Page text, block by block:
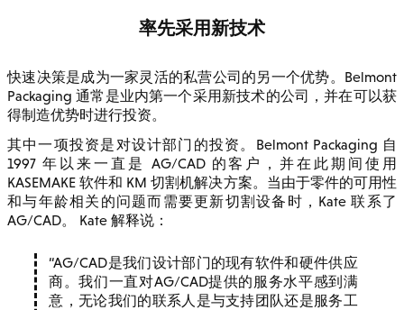
率先采用新技术
快速决策是成为一家灵活的私营公司的另一个优势。Belmont
Packaging 通常是业内第一个采用新技术的公司，并在可以获
得制造优势时进行投资。
其中一项投资是对设计部门的投资。Belmont Packaging 自
1997 年以来一直是 AG/CAD 的客户，并在此期间使用
KASEMAKE 软件和 KM 切割机解决方案。当由于零件的可用性
和与年龄相关的问题而需要更新切割设备时，Kate 联系了
AG/CAD。 Kate 解释说：
AG/CAD是我们设计部门的现有软件和硬件供应
商。我们一直对AG/CAD提供的服务水平感到满
意，无论我们的联系人是与支持团队还是服务工